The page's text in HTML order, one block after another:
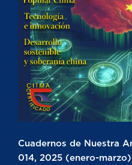
Cuadernos de Nuestra
014, 2025 (enero-marzo)